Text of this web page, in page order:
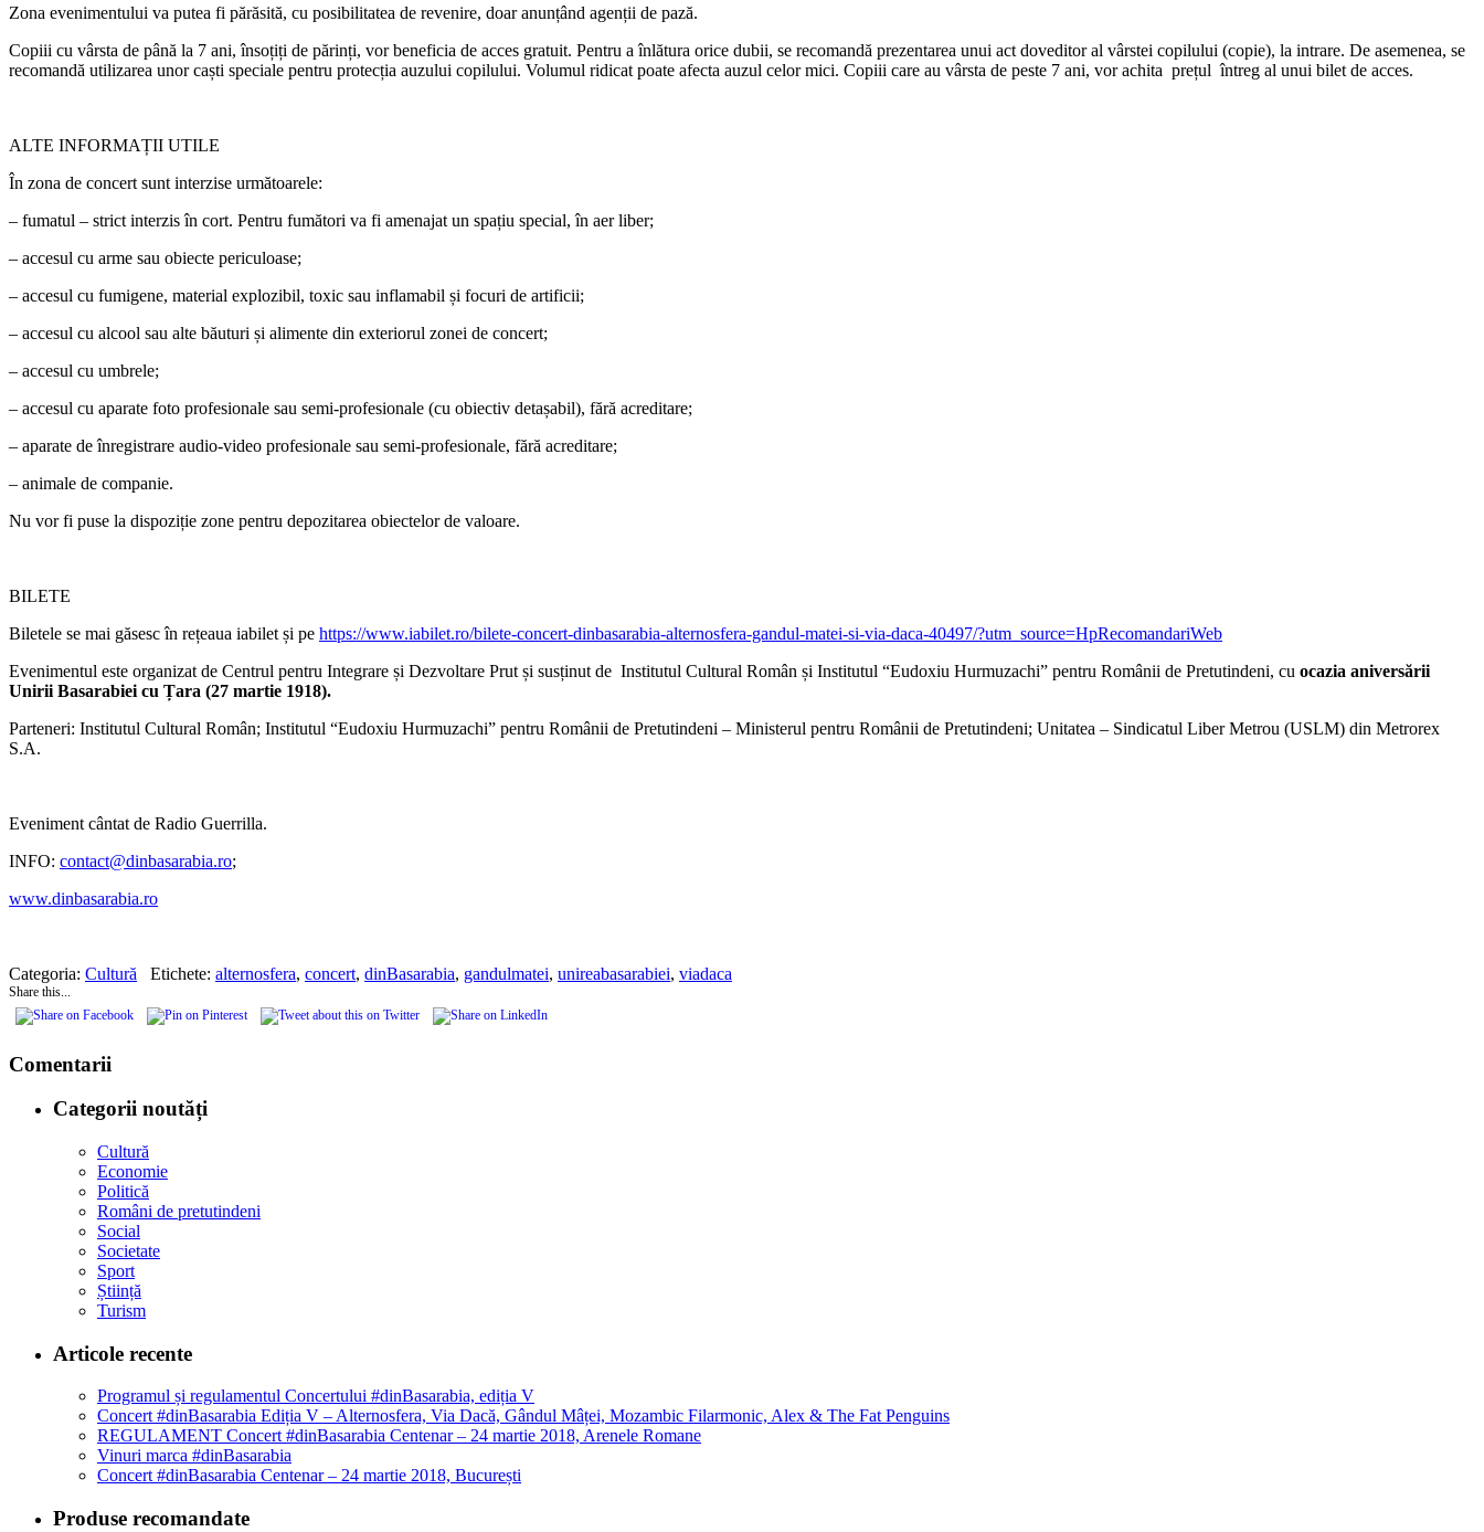
Zona evenimentului va putea fi părăsită, cu posibilitatea de revenire, doar anunțând agenții de pază.
Copiii cu vârsta de până la 7 ani, însoțiți de părinți, vor beneficia de acces gratuit. Pentru a înlătura orice dubii, se recomandă prezentarea unui act doveditor al vârstei copilului (copie), la intrare. De asemenea, se
recomandă utilizarea unor caști speciale pentru protecția auzului copilului. Volumul ridicat poate afecta auzul celor mici. Copiii care au vârsta de peste 7 ani, vor achita prețul întreg al unui bilet de acces.
ALTE INFORMAȚII UTILE
În zona de concert sunt interzise următoarele:
– fumatul – strict interzis în cort. Pentru fumători va fi amenajat un spațiu special, în aer liber;
– accesul cu arme sau obiecte periculoase;
– accesul cu fumigene, material explozibil, toxic sau inflamabil și focuri de artificii;
– accesul cu alcool sau alte băuturi și alimente din exteriorul zonei de concert;
– accesul cu umbrele;
– accesul cu aparate foto profesionale sau semi-profesionale (cu obiectiv detașabil), fără acreditare;
– aparate de înregistrare audio-video profesionale sau semi-profesionale, fără acreditare;
– animale de companie.
Nu vor fi puse la dispoziție zone pentru depozitarea obiectelor de valoare.
BILETE
Biletele se mai găsesc în rețeaua iabilet și pe https://www.iabilet.ro/bilete-concert-dinbasarabia-alternosfera-gandul-matei-si-via-daca-40497/?utm_source=HpRecomandariWeb
Evenimentul este organizat de Centrul pentru Integrare și Dezvoltare Prut și susținut de Institutul Cultural Român și Institutul “Eudoxiu Hurmuzachi” pentru Românii de Pretutindeni, cu ocazia aniversării
Unirii Basarabiei cu Țara (27 martie 1918).
Parteneri: Institutul Cultural Român; Institutul “Eudoxiu Hurmuzachi” pentru Românii de Pretutindeni – Ministerul pentru Românii de Pretutindeni; Unitatea – Sindicatul Liber Metrou (USLM) din Metrorex
S.A.
Eveniment cântat de Radio Guerrilla.
INFO: contact@dinbasarabia.ro;
www.dinbasarabia.ro
Categoria: Cultură Etichete: alternosfera, concert, dinBasarabia, gandulmatei, unireabasarabiei, viadaca
Share this...
Comentarii
Categorii noutăți
Cultură
Economie
Politică
Români de pretutindeni
Social
Societate
Sport
Știință
Turism
Articole recente
Programul și regulamentul Concertului #dinBasarabia, ediția V
Concert #dinBasarabia Ediția V – Alternosfera, Via Dacă, Gândul Mâței, Mozambic Filarmonic, Alex & The Fat Penguins
REGULAMENT Concert #dinBasarabia Centenar – 24 martie 2018, Arenele Romane
Vinuri marca #dinBasarabia
Concert #dinBasarabia Centenar – 24 martie 2018, București
Produse recomandate